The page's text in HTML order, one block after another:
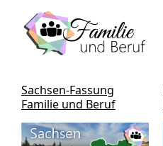
Sachsen-Fassung
Familie und Beruf